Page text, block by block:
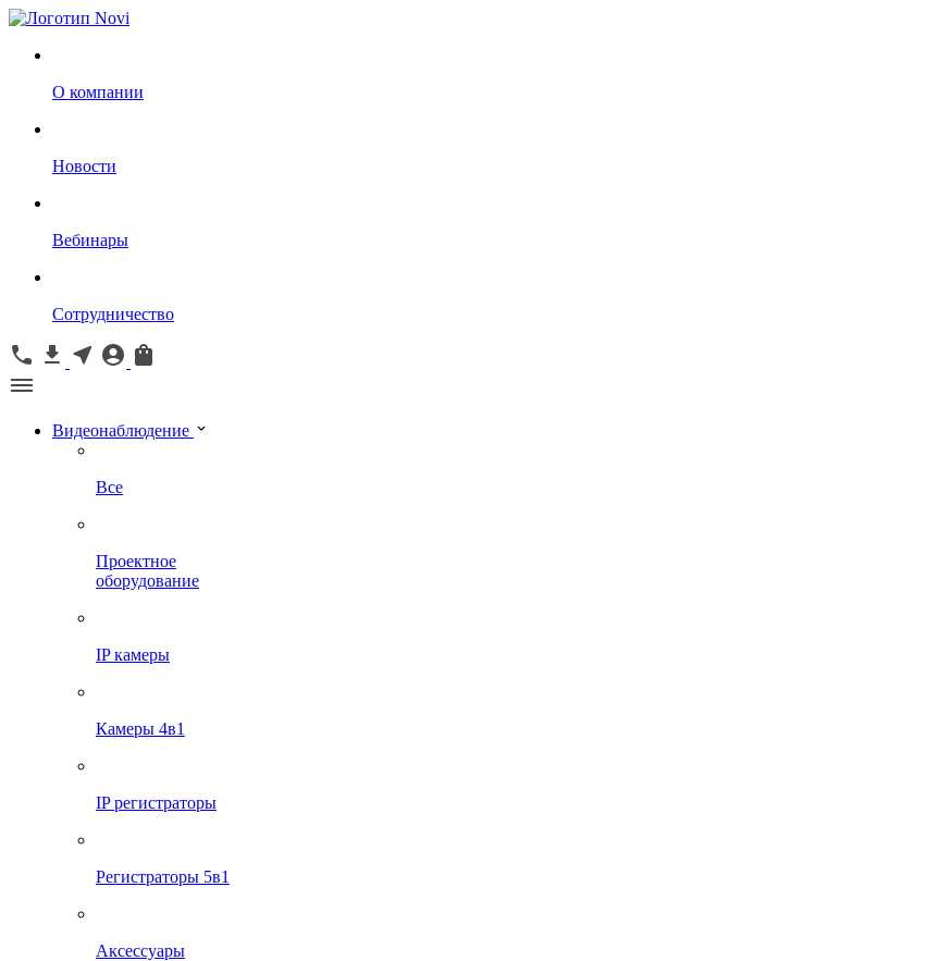
О компании
Новости
Вебинары
Сотрудничество
Видеонаблюдение
Все
Проектное
оборудование
IP камеры
Камеры 4в1
IP регистраторы
Регистраторы 5в1
Аксессуары